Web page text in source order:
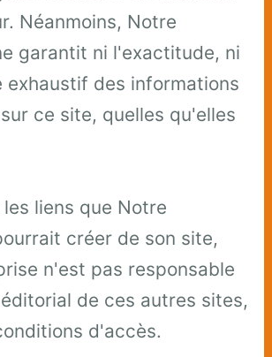
Néanmoins, Notre
garantit ni l'exactitude, ni
exhaustif des informations
ce site, quelles qu'elles
liens que Notre
créer de son site,
n'est pas responsable
de ces autres sites,
d'accès.